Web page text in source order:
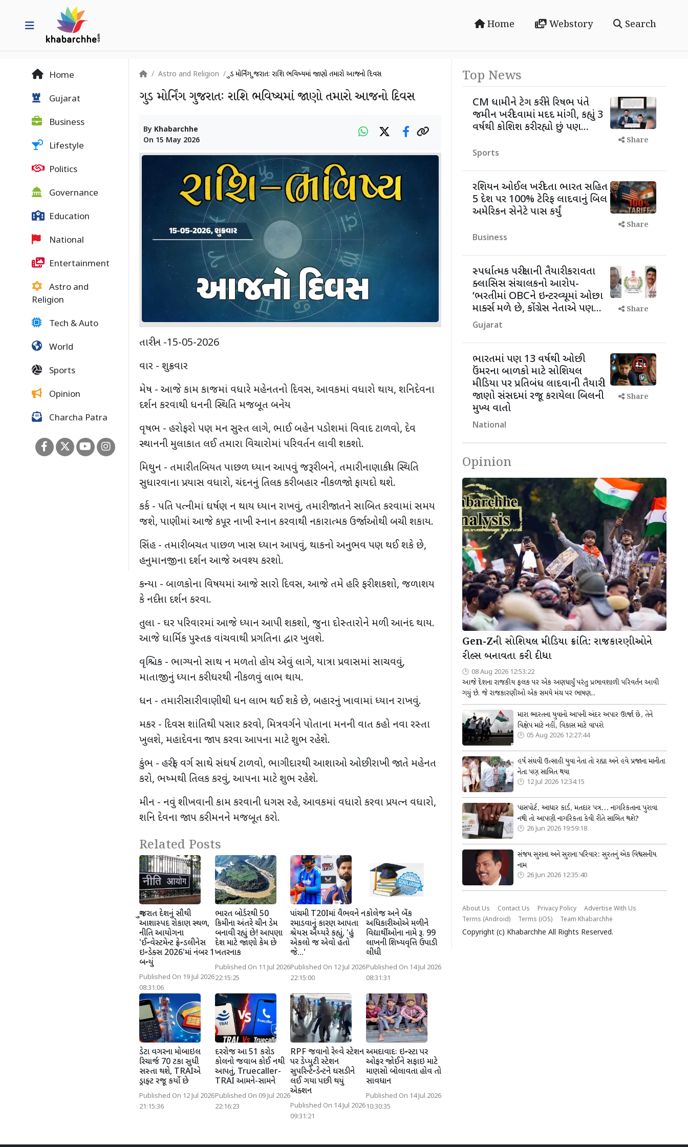
Home Webstory Search
Home
Gujarat
Business
Lifestyle
Politics
Governance
Education
National
Entertainment
Astro and
Religion
Tech & Auto
World
Sports
Opinion
Charcha Patra
Astro and Religion ગુડ મોર્નિંગ ગુજરાતઃ રાશિ ભવિષ્યમાં જાણો તમારો આજનો દિવસ
ગુડ મોર્નિંગ ગુજરાતઃ રાશિ ભવિષ્યમાં જાણો તમારો આજનો દિવસ
By Khabarchhe
On 15 May 2026
તારીખ -15-05-2026
વાર - શુક્રવાર
મેષ - આજે કામ કાજમાં વધારે મહેનતનો દિવસ, આવકમાં વધારો થાય, શનિદેવના
દર્શન કરવાથી ધનની સ્થિતિ મજબૂત બનેય
વૃષભ - હરોફરો પણ મન સુસ્ત લાગે, ભાઈ બહેન પડોશમાં વિવાદ ટાળવો, દેવ
સ્થાનની મુલાકાત લઈ તમારા વિચારોમાં પરિવર્તન લાવી શકશો.
મિથુન - તમારી તબિયત પાછળ ધ્યાન આપવું જરૂરી બને, તમારી નાણાકીય સ્થિતિ
સુધારવાના પ્રયાસ વધારો, ચંદનનું તિલક કરી બહાર નીકળજો ફાયદો થશે.
કર્ક - પતિ પત્નીમાં ઘર્ષણ ન થાય ધ્યાન રાખવું, તમારી જાતને સાબિત કરવામાં સમય
જશે, પાણીમાં આજે કપૂર નાખી સ્નાન કરવાથી નકારાત્મક ઉર્જાઓથી બચી શકાય.
સિંહ - તમારી બચત પાછળ ખાસ ધ્યાન આપવું, થાકનો અનુભવ પણ થઈ શકે છે,
હનુમાનજીના દર્શન આજે અવશ્ય કરશો.
કન્યા - બાળકોના વિષયમાં આજે સારો દિવસ, આજે તમે હરિ ફરી શકશો, જળાશય
કે નદીના દર્શન કરવા.
તુલા - ઘર પરિવારમાં આજે ધ્યાન આપી શકશો, જુના દોસ્તારોને મળી આનંદ થાય.
આજે ધાર્મિક પુસ્તક વાંચવાથી પ્રગતિના દ્વાર ખુલશે.
વૃશ્ચિક - ભાગ્યનો સાથ ન મળતો હોય એવું લાગે, યાત્રા પ્રવાસમાં સાચવવું,
માતાજીનું ધ્યાન કરી ઘરથી નીકળવું લાભ થાય.
ધન - તમારી સારી વાણીથી ધન લાભ થઈ શકે છે, બહારનું ખાવામાં ધ્યાન રાખવું.
મકર - દિવસ શાંતિથી પસાર કરવો, મિત્રવર્ગને પોતાના મનની વાત કહો નવા રસ્તા
ખુલશે, મહાદેવના જાપ કરવા આપના માટે શુભ રહેશે.
કુંભ - હરીફ વર્ગ સાથે સંઘર્ષ ટાળવો, ભાગીદારથી આશાઓ ઓછી રાખી જાતે મહેનત
કરો, ભષ્મથી તિલક કરવું, આપના માટે શુભ રહેશે.
મીન - નવું શીખવાની કામ કરવાની ધગસ રહે, આવકમાં વધારો કરવા પ્રયત્ન વધારો,
શનિ દેવના જાપ કરી મનને મજબૂત કરો.
Related Posts
ગુજરાત દેશનું સૌથી
આશાસ્પદ રોકાણ સ્થળ,
નીતિ આયોગના
'ઈન્વેસ્ટમેન્ટ ફ્રેન્ડલીનેસ
ઇન્ડેક્સ 2026'માં નંબર 1
બન્યું
Published On 19 Jul 2026
08:31:06
ભારત બોર્ડરથી 50
કિમીના અંતરે ચીન ડેમ
બનાવી રહ્યું છે! આપણા
દેશ માટે જાણો કેમ છે
ખતરનાક
Published On 11 Jul 2026
22:15:25
પાંચમી T20Iમાં વૈભવને ન
રમાડવાનું કારણ આપતા
શ્રેયસ ઐય્યરે કહ્યું, 'હું
એકલો જ એવો હતો
જે...'
Published On 12 Jul 2026
22:15:00
કોલેજ અને બેંક
અધિકારીઓએ મળીને
વિદ્યાર્થીઓના નામે રૂ. 99
લાખની શિષ્યવૃત્તિ ઉપાડી
લીધી
Published On 14 Jul 2026
08:31:31
ડેટા વગરના મોબાઇલ
રિચાર્જ 70 ટકા સુધી
સસ્તા થશે, TRAIએ
ડ્રાફ્ટ રજૂ કર્યો છે
Published On 12 Jul 2026
21:15:36
દરરોજ આ 51 કરોડ
કોલનો જવાબ કોઈ નથી
આપતું, Truecaller-
TRAI આમને-સામને
Published On 09 Jul 2026
22:16:23
RPF જવાનો રેલ્વે સ્ટેશન
પર ડેપ્યુટી સ્ટેશન
સુપરિન્ટેન્ડેન્ટને ઘસડીને
લઈ ગયા પછી થયું
એક્શન
Published On 14 Jul 2026
09:31:21
અમદાવાદઃ ઇન્સ્ટા પર
ઓફર જોઈને સફાઇ માટે
માણસો બોલાવતા હોવ તો
સાવધાન
Published On 14 Jul 2026
10:30:35
Top News
CM ધામીને ટેગ કરીને રિષભ પંતે
જમીન ખરીદવામાં મદદ માંંગી, કહ્યું 3
વર્ષથી કોશિશ કરી રહ્યો છું પણ...
Sports
Share
રશિયન ઓઈલ ખરીદતા ભારત સહિત
5 દેશ પર 100% ટેરિફ લાદવાનું બિલ
અમેરિકન સેનેટે પાસ કર્યું
Business
Share
સ્પર્ધાત્મક પરીક્ષાની તૈયારી કરાવતા
ક્લાસિસ સંચાલકનો આરોપ-
‘ભરતીમાં OBCને ઇન્ટરવ્યૂમાં ઓછા
માર્ક્સ મળે છે, કોંગ્રેસ નેતાએ પણ...
Gujarat
Share
ભારતમાં પણ 13 વર્ષથી ઓછી
ઉંમરના બાળકો માટે સોશિયલ
મીડિયા પર પ્રતિબંધ લાદવાની તૈયારી!
જાણો સંસદમાં રજૂ કરાયેલા બિલની
મુખ્ય વાતો
National
Share
Opinion
Gen-Zની સોશિયલ મીડિયા ક્રાંતિ: રાજકારણીઓને
રીલ્સ બનાવતા કરી દીધા
08 Aug 2026 12:53:22
આજે દેશના રાજકીય ફલક પર એક અણધાર્યું પરંતુ પ્રભાવશાળી પરિવર્તન આવી
ગયું છે. જે રાજકારણીઓ એક સમયે મંચ પર ભાષણ...
મારા ભારતના યુવાનો આપની અંદર અપાર ઊર્જા છે, તેને
વિક્ષેપ માટે નહીં, વિકાસ માટે વાપરો
05 Aug 2026 12:27:44
હર્ષ સંઘવી ઉત્સાહી યુવા નેતા તો રહ્યા અને હવે પ્રજાના માનીતા
નેતા પણ સાબિત થયા
12 Jul 2026 12:34:15
પાસપોર્ટ, આધાર કાર્ડ, મતદાર પત્ર... નાગરિકતાના પુરાવા
નથી તો આપણી નાગરિકતા કેવી રીતે સાબિત થશે?
26 Jun 2026 19:59:18
સંજય સુરાના અને સુરાના પરિવાર: સુરતનું એક વિશ્વસનીય
નામ
26 Jun 2026 12:35:40
About Us Contact Us Privacy Policy
Advertise With Us
Terms (Android)
Terms (iOS) Team Khabarchhe
Copyright (c) Khabarchhe All Rights Reserved.